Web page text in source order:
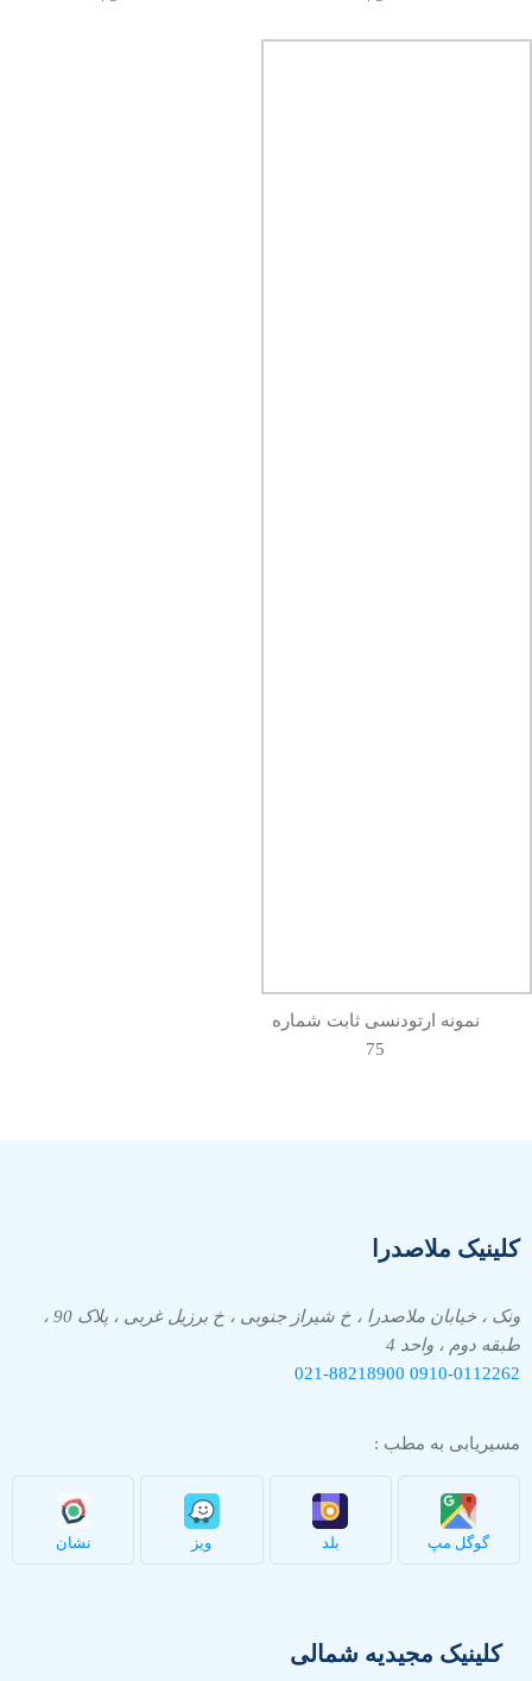
نمونه ارتودنسی ثابت شماره
75
کلینیک ملاصدرا
ونک ، خیابان ملاصدرا ، خ شیراز جنوبی ، خ برزیل غربی ، پلاک 90 ،
طبقه دوم ، واحد 4
0910-0112262
021-88218900
مسیریابی به مطب :
گوگل مپ بلد ویز نشان
کلینیک مجیدیه شمالی